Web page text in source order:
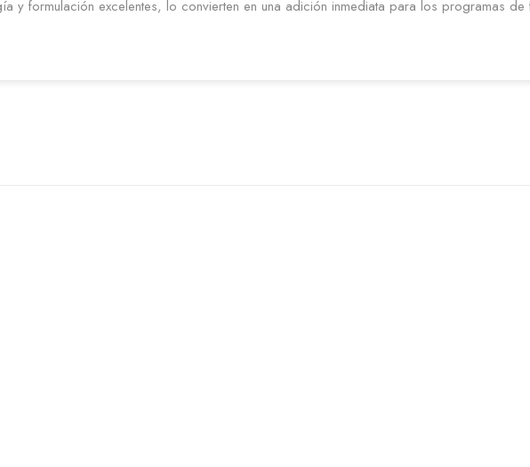
y formulación excelentes, lo convierten en una adición inmediata para los programas